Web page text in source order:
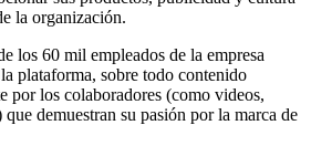
la organización.
los 60 mil empleados de la empresa
plataforma, sobre todo contenido
por los colaboradores (como videos,
demuestran su pasión por la marca de